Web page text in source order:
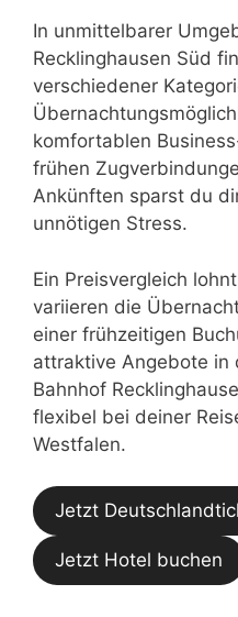
In unmittelbarer
Recklinghausen Süd
verschiedener
komfortablen
frühen
Ankünften sparst du
unnötigen Stress.
Ein Preisvergleich
variieren die
einer frühzeitigen
attraktive Angebote in
Bahnhof
flexibel bei deiner
Westfalen.
Jetzt
Jetzt Hotel buchen